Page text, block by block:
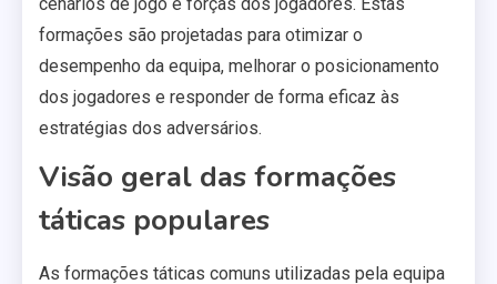
formações são projetadas para otimizar o
desempenho da equipa, melhorar o posicionamento
dos jogadores e responder de forma eficaz às
estratégias dos adversários.
Visão geral das formações
táticas populares
As formações táticas comuns utilizadas pela equipa